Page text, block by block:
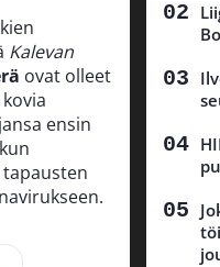
Kalevan
ovat olleet
ensin